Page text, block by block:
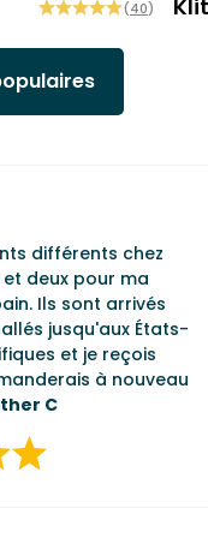
(40)
a été très utile pour
ultra rapide
graphiques parmi